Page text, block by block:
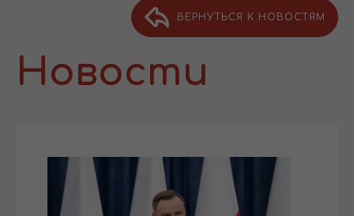
ВЕРНУТЬСЯ К НОВОСТЯМ
Новости